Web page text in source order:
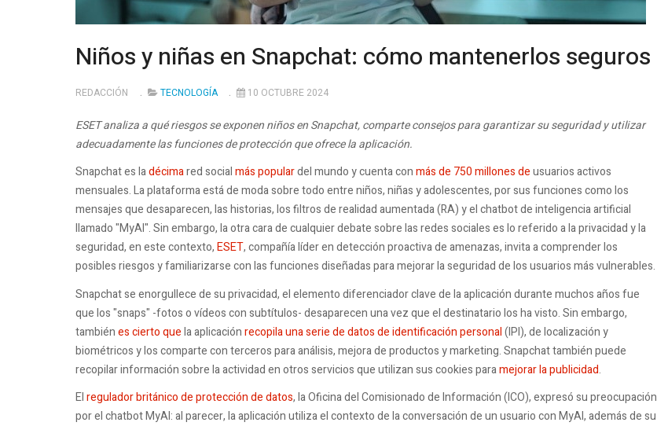
Niños y niñas en Snapchat: cómo mantenerlos seguros
REDACCIÓN TECNOLOGÍA 10 OCTUBRE 2024
ESET analiza a qué riesgos se exponen niños en Snapchat, comparte consejos para garantizar su seguridad y utilizar
adecuadamente las funciones de protección que ofrece la aplicación.
Snapchat es ladécimared socialmás populardel mundo y cuenta conmás de 750 millones deusuarios activos
mensuales. La plataforma está de moda sobre todo entre niños, niñas y adolescentes, por sus funciones como los
mensajes que desaparecen, las historias, los filtros de realidad aumentada (RA) y el chatbot de inteligencia artificial
llamado "MyAI". Sin embargo, la otra cara de cualquier debate sobre las redes sociales es lo referido a la privacidad y la
seguridad, en este contexto,ESET, compañía líder en detección proactiva de amenazas, invita a comprender los
posibles riesgos y familiarizarse con las funciones diseñadas para mejorar la seguridad de los usuarios más vulnerables.
Snapchat se enorgullece de su privacidad, el elemento diferenciador clave de la aplicación durante muchos años fue
que los "snaps" -fotos o vídeos con subtítulos- desaparecen una vez que el destinatario los ha visto. Sin embargo,
tambiénes cierto quela aplicaciónrecopila una serie de datos de identificación personal(IPI), de localización y
biométricos y los comparte con terceros para análisis, mejora de productos y marketing. Snapchat también puede
recopilar información sobre la actividad en otros servicios que utilizan sus cookies paramejorar la publicidad.
Elregulador británico de protección de datos, la Oficina del Comisionado de Información (ICO), expresó su preocupación
por el chatbot MyAI: al parecer, la aplicación utiliza el contexto de la conversación de un usuario con MyAI, además de su